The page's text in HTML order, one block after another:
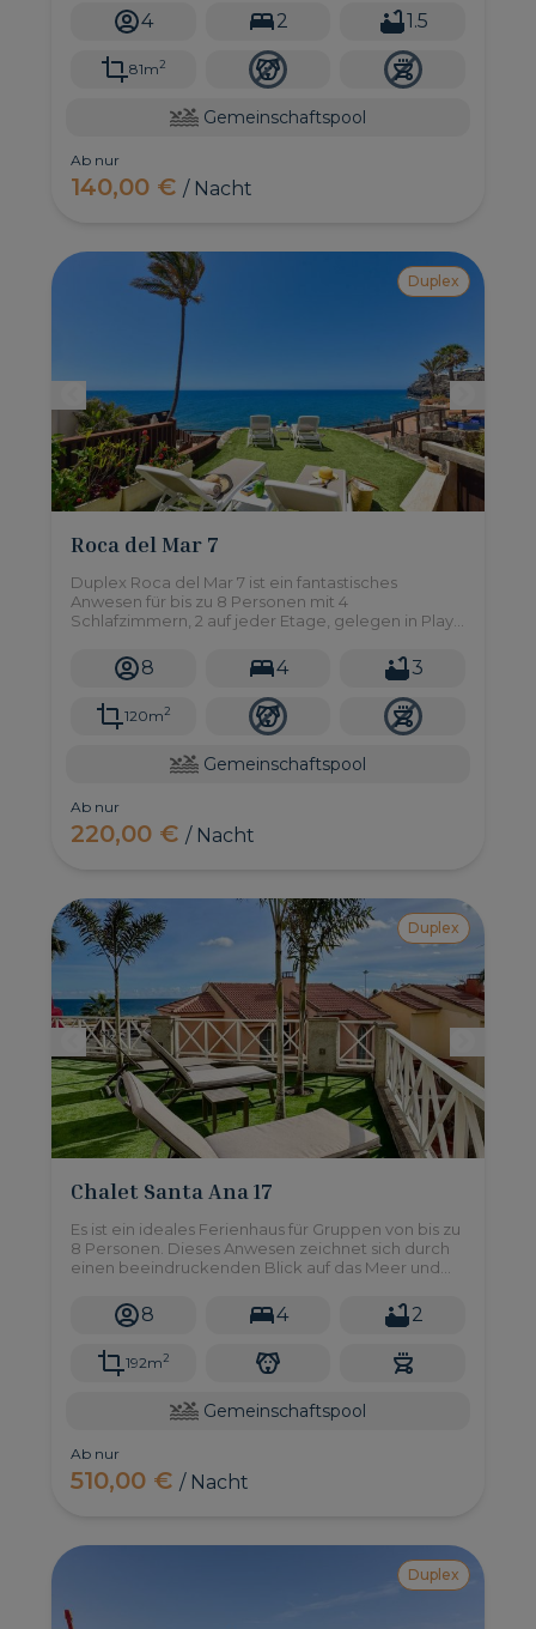
exklusiven und privaten Resorts Pasito Blanco im
Süden von Gran Canaria ist.
4 2 1.5
81m2
Gemeinschaftspool
Ab nur
140,00 €/ Nacht
Duplex
Roca del Mar 7
Duplex Roca del Mar 7 ist ein fantastisches
Anwesen für bis zu 8 Personen mit 4
Schlafzimmern, 2 auf jeder Etage, gelegen in Playa
einen Gemeinschaftspool in einer Anlage mit viel
Sonne und sehr ruhiger Lage.
8 4 3
120m2
Gemeinschaftspool
Ab nur
220,00 €/ Nacht
Duplex
Chalet Santa Ana 17
Es ist ein ideales Ferienhaus für Gruppen von bis zu
8 Personen. Dieses Anwesen zeichnet sich durch
einen beeindruckenden Blick auf das Meer und
Zugang zu einem Gemeinschaftspool aus.
8 4 2
192m2
Gemeinschaftspool
Ab nur
510,00 €/ Nacht
Duplex